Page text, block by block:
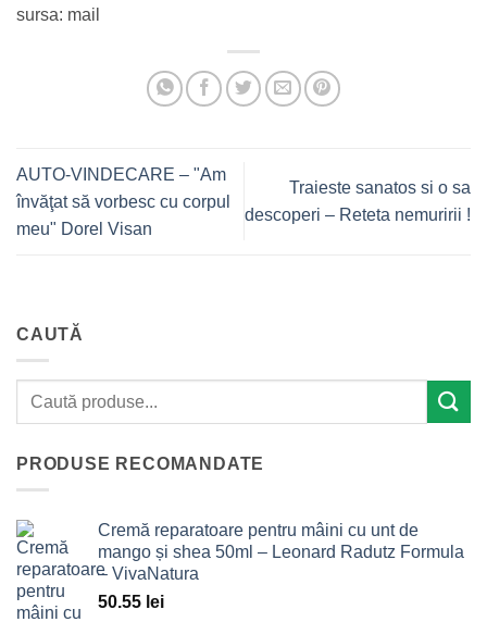
sursa: mail
AUTO-VINDECARE – "Am
învăţat să vorbesc cu corpul
meu" Dorel Visan
Traieste sanatos si o sa
descoperi – Reteta nemuririi !
CAUTĂ
PRODUSE RECOMANDATE
Cremă reparatoare pentru mâini cu unt de
mango și shea 50ml – Leonard Radutz Formula
– VivaNatura
50.55 lei